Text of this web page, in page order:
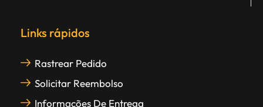
Links rápidos
Rastrear Pedido
Solicitar Reembolso
Informações De Entrega